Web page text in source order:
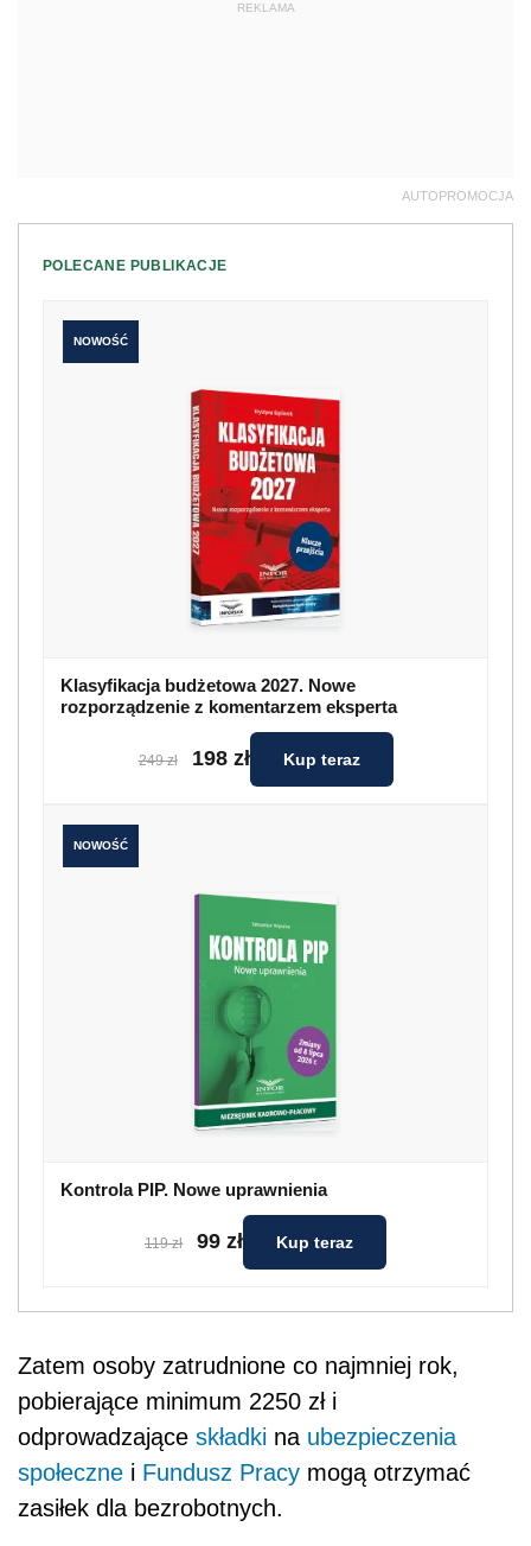
REKLAMA
AUTOPROMOCJA
POLECANE PUBLIKACJE
NOWOŚĆ
Klasyfikacja budżetowa 2027. Nowe
rozporządzenie z komentarzem eksperta
249 zł 198 zł Kup teraz
NOWOŚĆ
Kontrola PIP. Nowe uprawnienia
119 zł 99 zł Kup teraz
Zatem osoby zatrudnione co najmniej rok,
pobierające minimum 2250 zł i
odprowadzające składki na ubezpieczenia
społeczne i Fundusz Pracy mogą otrzymać
zasiłek dla bezrobotnych.